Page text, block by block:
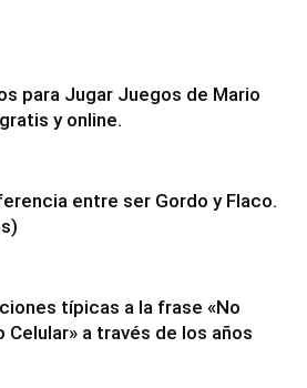
para Jugar Juegos de Mario
y online.
entre ser Gordo y Flaco.
típicas a la frase «No
Celular» a través de los años